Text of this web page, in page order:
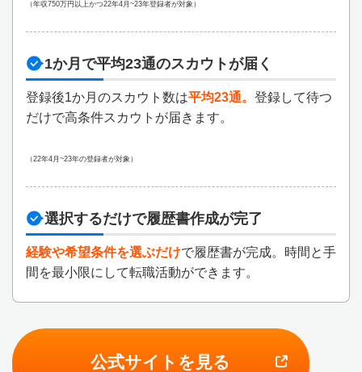
（年収750万円以上かつ22年4月~23年登録者が対象）
1か月で平均23通のスカウトが届く
登録後1か月のスカウト数は平均23通。 登録して待つ
だけで高条件スカウトが届きます。
（22年4月~23年の登録者が対象）
選択するだけで履歴書作成が完了
経験や希望条件を選ぶだけで履歴書が完成。時間と手
間を最小限にして転職活動ができます。
公式サイトを見る